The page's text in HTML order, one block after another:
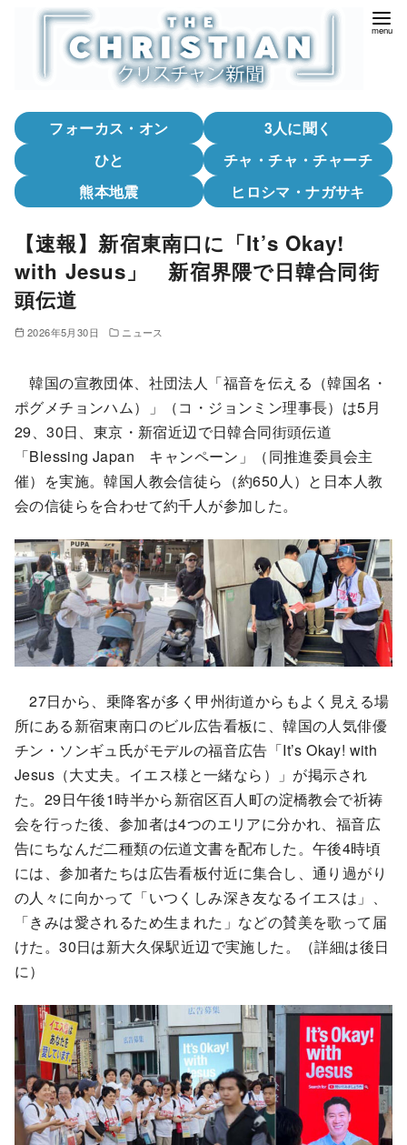
フォーカス・オン
3人に聞く
ひと
チャ・チャ・チャーチ
熊本地震
ヒロシマ・ナガサキ
【速報】新宿東南口に「It’s Okay!
with Jesus」 新宿界隈で日韓合同街
頭伝道
2026年5月30日 ニュース
韓国の宣教団体、社団法人「福音を伝える（韓国名・
ポグメチョンハム）」（コ・ジョンミン理事長）は5月
29、30日、東京・新宿近辺で日韓合同街頭伝道
「Blessing Japan キャンペーン」（同推進委員会主
催）を実施。韓国人教会信徒ら（約650人）と日本人教
会の信徒らを合わせて約千人が参加した。
27日から、乗降客が多く甲州街道からもよく見える場
所にある新宿東南口のビル広告看板に、韓国の人気俳優
チン・ソンギュ氏がモデルの福音広告「It’s Okay! with
Jesus（大丈夫。イエス様と一緒なら）」が掲示され
た。29日午後1時半から新宿区百人町の淀橋教会で祈祷
会を行った後、参加者は4つのエリアに分かれ、福音広
告にちなんだ二種類の伝道文書を配布した。午後4時頃
には、参加者たちは広告看板付近に集合し、通り過がり
の人々に向かって「いつくしみ深き友なるイエスは」、
「きみは愛されるため生まれた」などの賛美を歌って届
けた。30日は新大久保駅近辺で実施した。（詳細は後日
に）